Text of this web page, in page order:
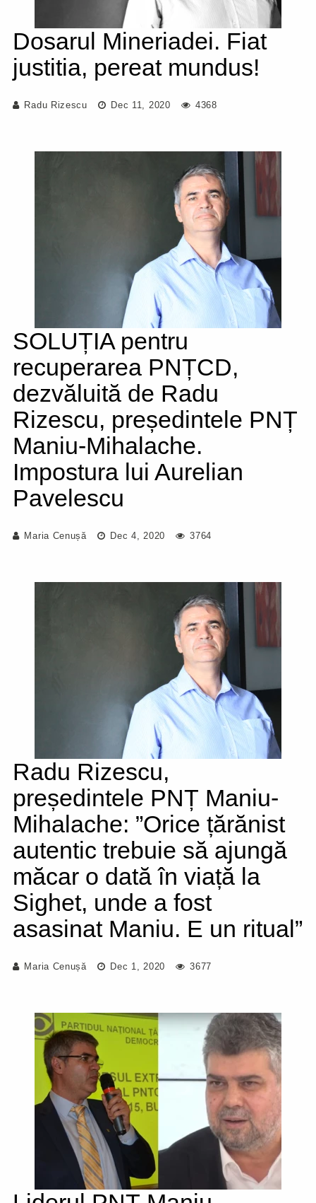
Dosarul Mineriadei. Fiat
justitia, pereat mundus!
Radu Rizescu Dec 11, 2020 4368
SOLUȚIA pentru
recuperarea PNȚCD,
dezvăluită de Radu
Rizescu, președintele PNȚ
Maniu-Mihalache.
Impostura lui Aurelian
Pavelescu
Maria Cenușă Dec 4, 2020 3764
Radu Rizescu,
președintele PNȚ Maniu-
Mihalache: ”Orice țărănist
autentic trebuie să ajungă
măcar o dată în viață la
Sighet, unde a fost
asasinat Maniu. E un ritual”
Maria Cenușă Dec 1, 2020 3677